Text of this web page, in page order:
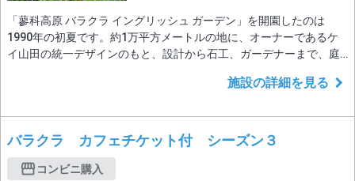
「蓼科高原 バラクラ イングリッシュ ガーデン」を開園したのは
1990年の初夏です。約1万平方メートルの地に、オーナーであるケ
イ山田の統一デザインのもと、設計から石工、ガーデナーまで、庭
して誕生いたしました。英国式庭園は、花々のやさしい色と香り、
初、英国から移植した2,500本もの草花をはじ
施設の詳細を見る
バラクラ カフェチケット付 シーズン３
コンビニ購入